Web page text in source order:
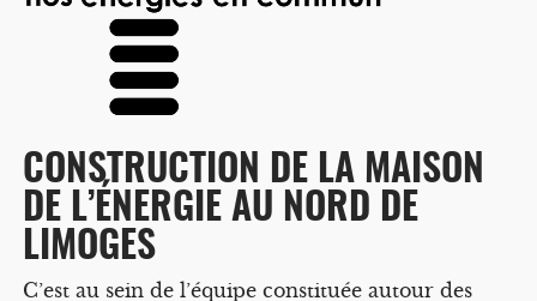
CONSTRUCTION DE LA MAISON
DE L’ÉNERGIE AU NORD DE
LIMOGES
C’est au sein de l’équipe constituée autour des